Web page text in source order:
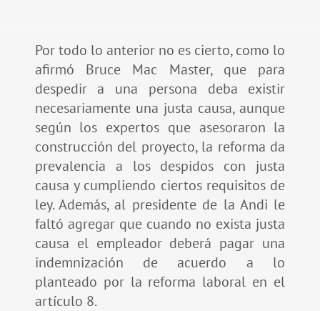
Por todo lo anterior no es cierto, como lo
afirmó Bruce Mac Master, que para
despedir a una persona deba existir
necesariamente una justa causa, aunque
según los expertos que asesoraron la
construcción del proyecto, la reforma da
prevalencia a los despidos con justa
causa y cumpliendo ciertos requisitos de
ley. Además, al presidente de la Andi le
faltó agregar que cuando no exista justa
causa el empleador deberá pagar una
indemnización de acuerdo a lo
planteado por la reforma laboral en el
artículo 8.